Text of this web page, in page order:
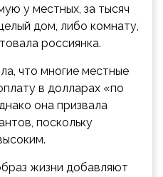
у местных, за тысяч
дом, либо комнату,
россиянка.
что многие местные
в долларах «по
она призвала
поскольку
жизни добавляют